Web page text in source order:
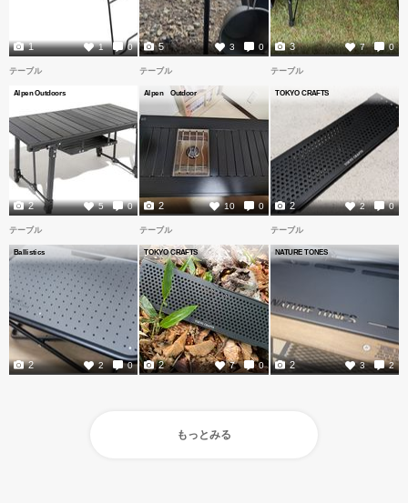
1 0
1 3 0
5 7 0
3
テーブル
Alpen Outdoors
5 0
2
テーブル
Alpen Outdoor
10 0
2
テーブル
TOKYO CRAFTS
2 0
2
テーブル
Ballistics
2 0
2
テーブル
TOKYO CRAFTS
7 0
2
テーブル
NATURE TONES
3 2
2
もっとみる